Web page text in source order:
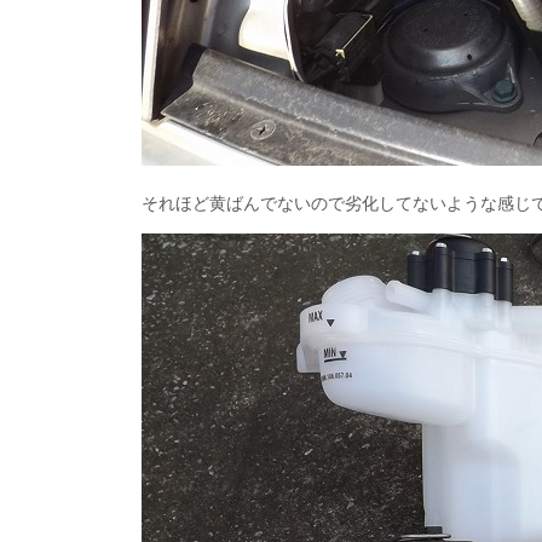
それほど黄ばんでないので劣化してないような感じ